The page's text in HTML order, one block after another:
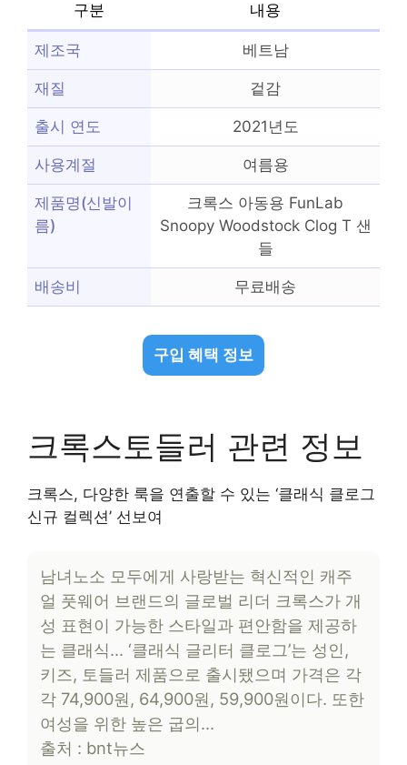
구분 내용
제조국 베트남
재질 겉감
출시 연도 2021년도
사용계절 여름용
제품명(신발이
름)
크록스 아동용 FunLab
Snoopy Woodstock Clog T 샌
들
배송비 무료배송
구입 혜택 정보
크록스토들러 관련 정보
크록스, 다양한 룩을 연출할 수 있는 ‘클래식 클로그
신규 컬렉션’ 선보여
남녀노소 모두에게 사랑받는 혁신적인 캐주
얼 풋웨어 브랜드의 글로벌 리더 크록스가 개
성 표현이 가능한 스타일과 편안함을 제공하
는 클래식… ‘클래식 글리터 클로그’는 성인,
키즈, 토들러 제품으로 출시됐으며 가격은 각
각 74,900원, 64,900원, 59,900원이다. 또한
여성을 위한 높은 굽의…
출처 : bnt뉴스